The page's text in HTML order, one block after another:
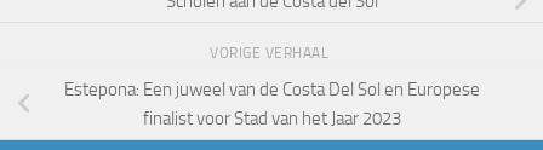
VORIGE VERHAAL
Estepona: Een juweel van de Costa Del Sol en Europese
finalist voor Stad van het Jaar 2023